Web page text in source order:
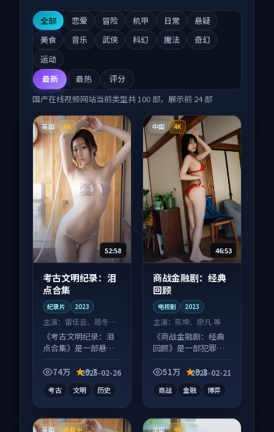
全部 恋爱 冒险 机甲 日常
悬疑
美食
音乐 武侠 科幻 魔法
奇幻
运动
最新
最热
评分
国产在线视频网站当前类型共100 部，展示前 24部
英国 4K
52:58
考古文明纪录：泪
点合集
纪录片 2023
主演： 雷佳音、周冬雨
等
《考古文明纪录：泪
点合集》是一部悬疑
元素齐全，观感爽快
74万 9.7
2025-02-26
考古 文明 历史
中国 4K
46:53
商战金融剧：经典
回顾
电视剧 2023
主演： 陈坤、廖凡 等
《商战金融剧：经典
回顾》是一部犯罪向
事并行，细节值得二
51万 9.2
2025-02-21
商战 金融 博弈
英国 连载中 法国 4K